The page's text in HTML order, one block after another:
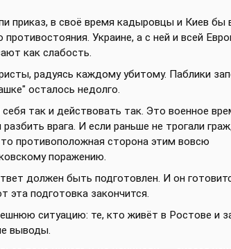
приказ, в своё время кадыровцы и Киев бы
Украине, а с ней и всей
как слабость.
радуясь каждому убитому. Паблики
осталось недолго.
так и действовать так. Это военное
врага. И если раньше не трогали
противоположная сторона этим вовсю
поражению.
должен быть подготовлен. И он
эта подготовка закончится.
ситуацию: те, кто живёт в Ростове и
выводы.